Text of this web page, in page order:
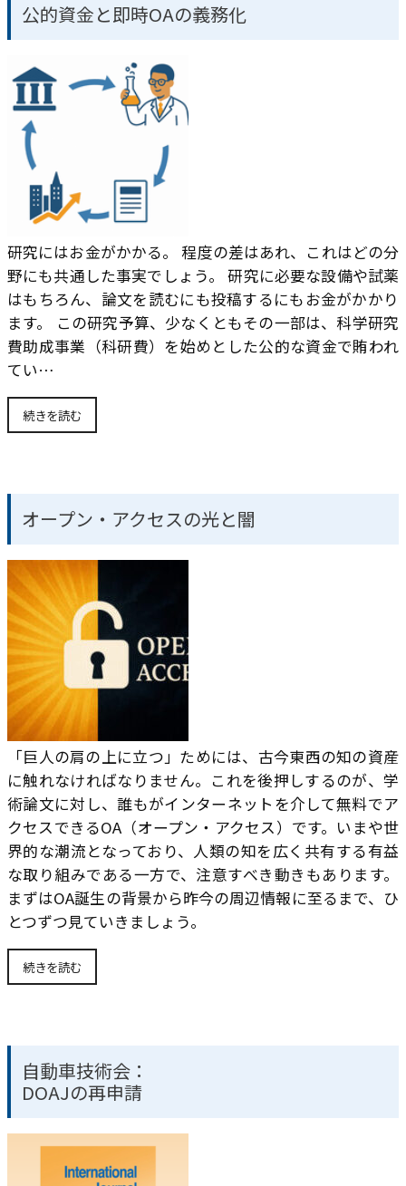
公的資金と即時OAの義務化
研究にはお金がかかる。 程度の差はあれ、これはどの分
野にも共通した事実でしょう。 研究に必要な設備や試薬
はもちろん、論文を読むにも投稿するにもお金がかかり
ます。 この研究予算、少なくともその一部は、科学研究
費助成事業（科研費）を始めとした公的な資金で賄われ
てい…
続きを読む
オープン・アクセスの光と闇
「巨人の肩の上に立つ」ためには、古今東西の知の資産
に触れなければなりません。これを後押しするのが、学
術論文に対し、誰もがインターネットを介して無料でア
クセスできるOA（オープン・アクセス）です。いまや世
界的な潮流となっており、人類の知を広く共有する有益
な取り組みである一方で、注意すべき動きもあります。
まずはOA誕生の背景から昨今の周辺情報に至るまで、ひ
とつずつ見ていきましょう。
続きを読む
自動車技術会：
DOAJの再申請